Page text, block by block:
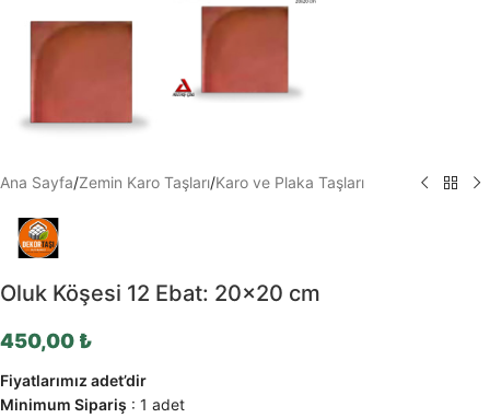
Ana Sayfa/Zemin Karo Taşları/Karo ve Plaka Taşları
Oluk Köşesi 12 Ebat: 20×20 cm
450,00 ₺
Fiyatlarımız adet’dir
Minimum Sipariş : 1 adet